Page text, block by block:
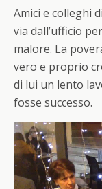
Amici e colleghi
via dall’ufficio
malore. La
vero e proprio
di lui un lento
fosse successo.
Video
Player